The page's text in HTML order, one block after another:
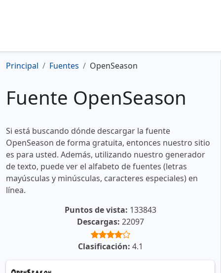
Principal Fuentes OpenSeason
Fuente OpenSeason
Si está buscando dónde descargar la fuente
OpenSeason de forma gratuita, entonces nuestro sitio
es para usted. Además, utilizando nuestro generador
de texto, puede ver el alfabeto de fuentes (letras
mayúsculas y minúsculas, caracteres especiales) en
línea.
Puntos de vista: 133843
Descargas: 22097
Clasificación: 4.1